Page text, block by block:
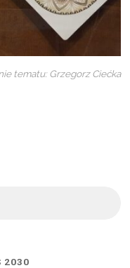
tematu: Grzegorz Ciećka
2030